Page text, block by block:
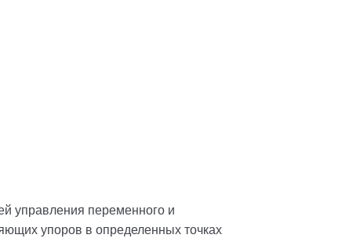
управления переменного и
упоров в определенных точках